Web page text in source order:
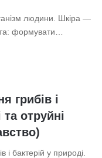
людини. Шкіра —
формувати…
грибів і
та отруйні
бактерій у природі.